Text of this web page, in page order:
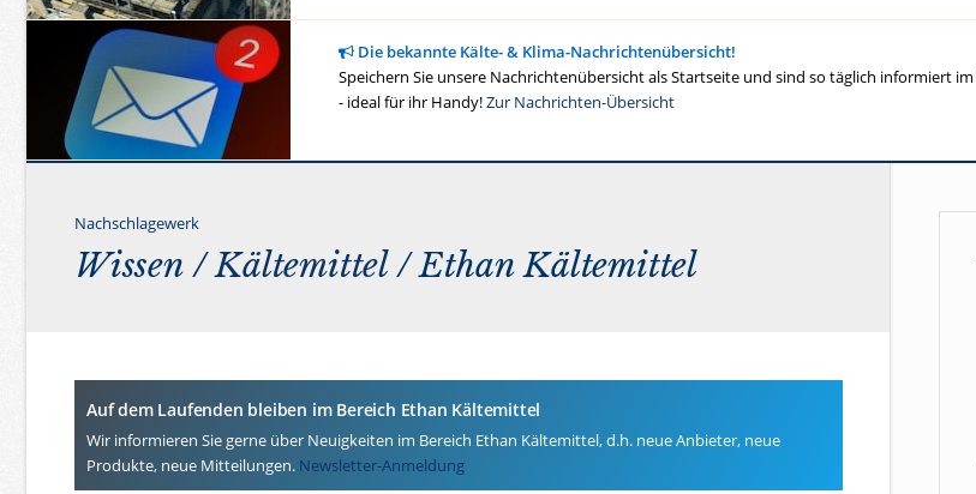
Die bekannte Kälte- & Klima-Nachrichtenübersicht!
Speichern Sie unsere Nachrichtenübersicht als Startseite und sind so täglich informiert
- ideal für ihr Handy!Zur Nachrichten-Übersicht
Nachschlagewerk
Wissen /Kältemittel/ Ethan Kältemittel
Auf dem Laufenden bleiben im Bereich Ethan Kältemittel
Wir informieren Sie gerne über Neuigkeiten im Bereich Ethan Kältemittel, d.h. neue Anbieter, neue
Produkte, neue Mitteilungen. Newsletter-Anmeldung